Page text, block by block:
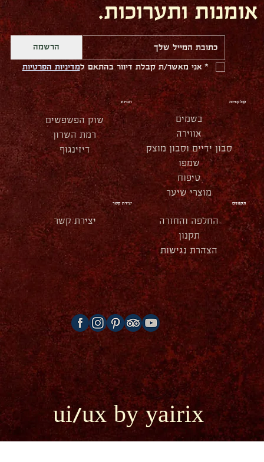
תקנונים
החלפה והחזרה
תקנון
הצהרת נגישות
חנויות
שוק הפשפשים
רמת השרון
דיזינגוף
יצירת קשר
יצירת קשר
קולקציות
בשמים
אווירה
סבון ידיים וסבון מוצק
שמפו
טיפוח
מוצרי שיער
אומנות ותערוכות.
הרשמה
* אני מאשר/ת קבלת דיוור בהתאם למדיניות הפרטיות
ui/ux by yairix